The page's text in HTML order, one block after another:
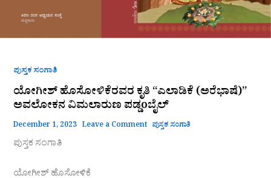
ಪುಸ್ತಕ ಸಂಗಾತಿ
ಯೋಗೀಶ್ ಹೊಸೋಳಿಕೆರವರ ಕೃತಿ “ಎಲಾಡಿಕೆ (ಅರೆಭಾಷೆ)”
ಅವಲೋಕನ ವಿಮಲಾರುಣ ಪಡ್ಡoಬೈಲ್
December 1, 2023 Leave a Comment ಪುಸ್ತಕ ಸಂಗಾತಿ
ಪುಸ್ತಕ ಸಂಗಾತಿ
ಯೋಗೀಶ್ ಹೊಸೋಳಿಕೆ